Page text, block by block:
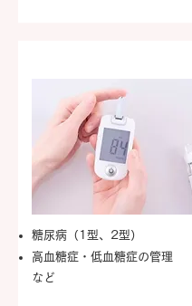
糖尿病（1型、2型）
高血糖症・低血糖症の管理
など